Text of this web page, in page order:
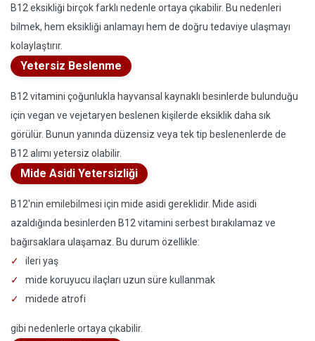
B12 eksikliği birçok farklı nedenle ortaya çıkabilir. Bu nedenleri
bilmek, hem eksikliği anlamayı hem de doğru tedaviye ulaşmayı
kolaylaştırır.
Yetersiz Beslenme
B12 vitamini çoğunlukla hayvansal kaynaklı besinlerde bulunduğu
için vegan ve vejetaryen beslenen kişilerde eksiklik daha sık
görülür. Bunun yanında düzensiz veya tek tip beslenenlerde de
B12 alımı yetersiz olabilir.
Mide Asidi Yetersizliği
B12'nin emilebilmesi için mide asidi gereklidir. Mide asidi
azaldığında besinlerden B12 vitamini serbest bırakılamaz ve
bağırsaklara ulaşamaz. Bu durum özellikle:
ileri yaş
mide koruyucu ilaçları uzun süre kullanmak
midede atrofi
gibi nedenlerle ortaya çıkabilir.